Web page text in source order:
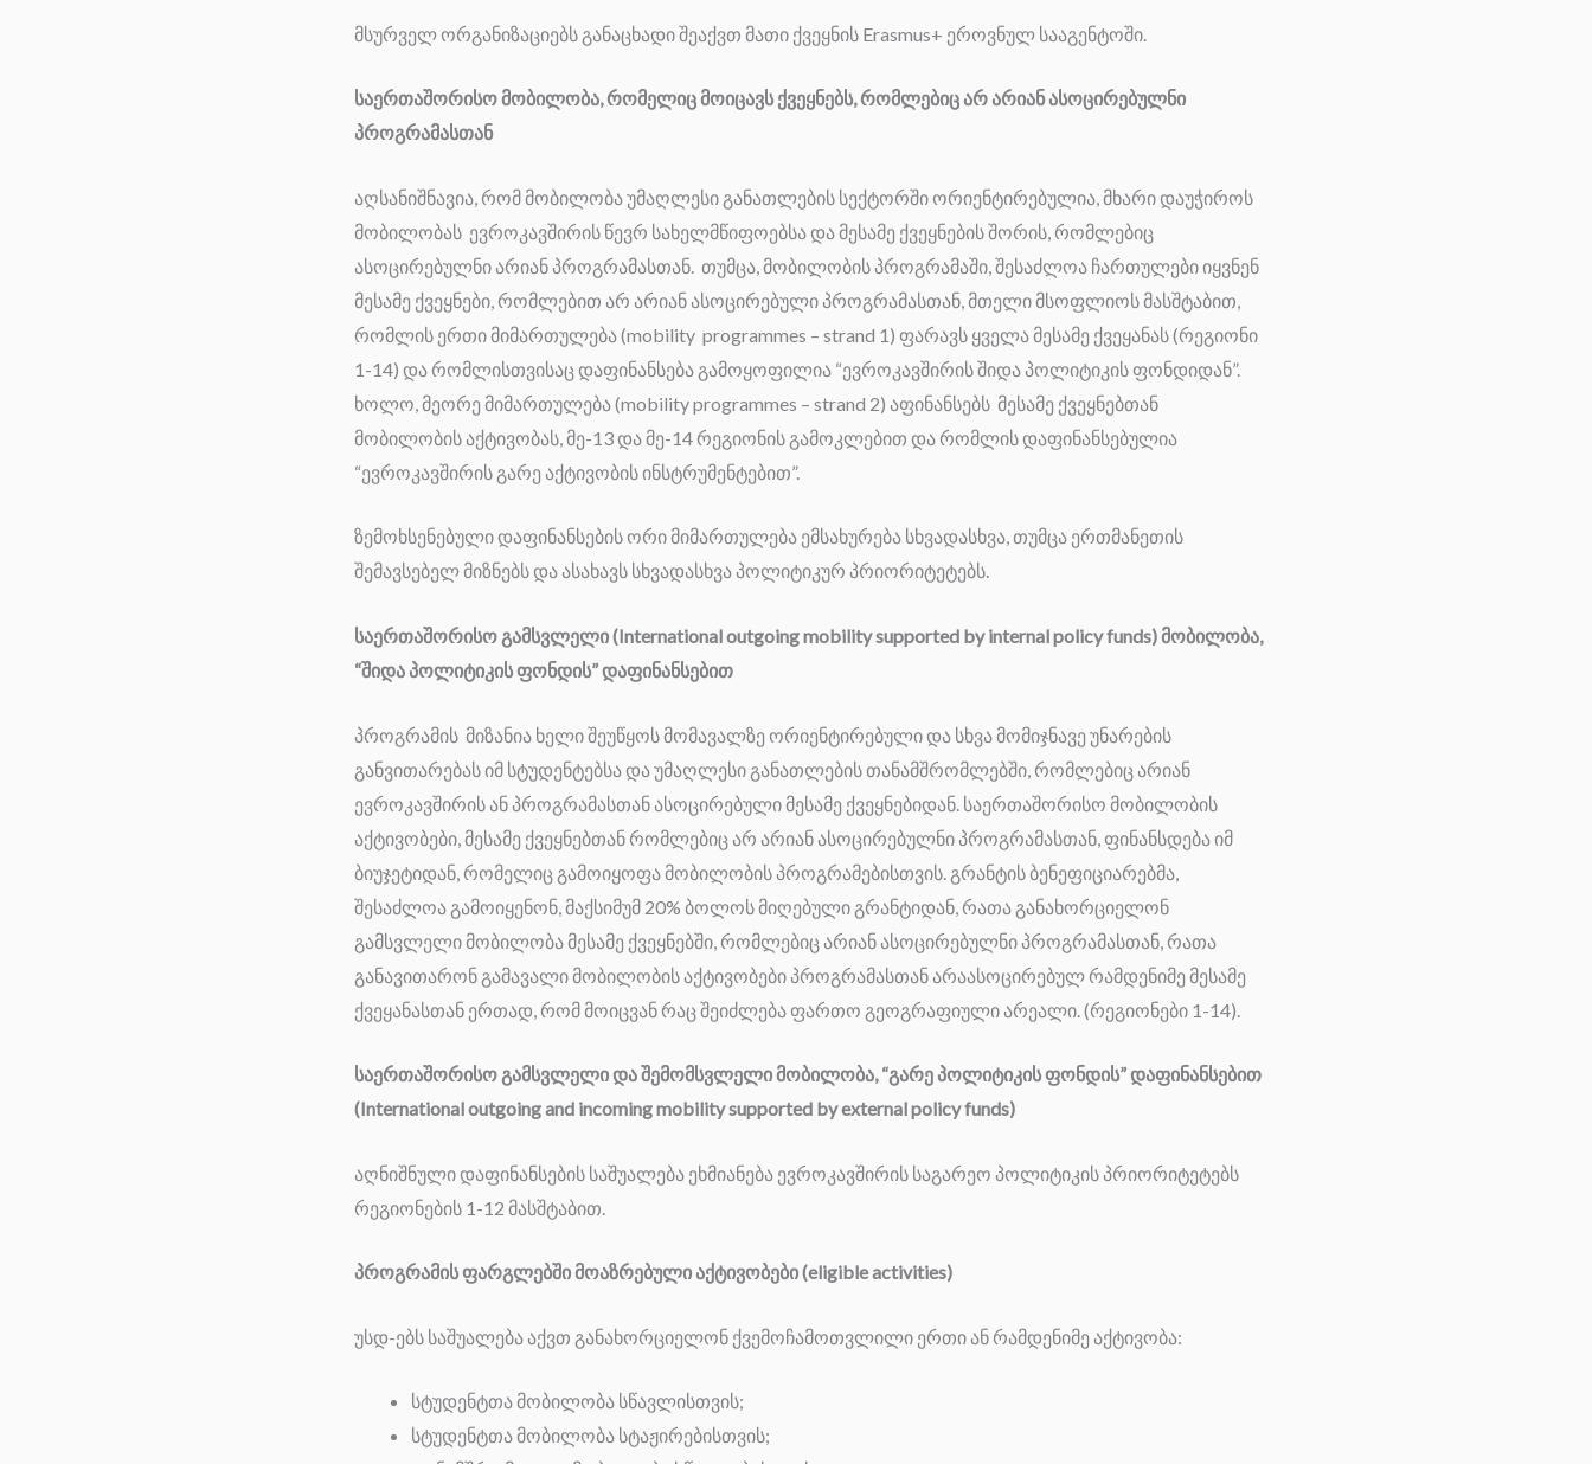
მსურველ ორგანიზაციებს განაცხადი შეაქვთ მათი ქვეყნის Erasmus+ ეროვნულ სააგენტოში.
საერთაშორისო მობილობა, რომელიც მოიცავს ქვეყნებს, რომლებიც არ არიან ასოცირებულნი
პროგრამასთან
აღსანიშნავია, რომ მობილობა უმაღლესი განათლების სექტორში ორიენტირებულია, მხარი დაუჭიროს
მობილობას ევროკავშირის წევრ სახელმწიფოებსა და მესამე ქვეყნების შორის, რომლებიც
ასოცირებულნი არიან პროგრამასთან. თუმცა, მობილობის პროგრამაში, შესაძლოა ჩართულები იყვნენ
მესამე ქვეყნები, რომლებით არ არიან ასოცირებული პროგრამასთან, მთელი მსოფლიოს მასშტაბით,
რომლის ერთი მიმართულება (mobility programmes – strand 1) ფარავს ყველა მესამე ქვეყანას (რეგიონი
1-14) და რომლისთვისაც დაფინანსება გამოყოფილია “ევროკავშირის შიდა პოლიტიკის ფონდიდან”.
ხოლო, მეორე მიმართულება (mobility programmes – strand 2) აფინანსებს მესამე ქვეყნებთან
მობილობის აქტივობას, მე-13 და მე-14 რეგიონის გამოკლებით და რომლის დაფინანსებულია
“ევროკავშირის გარე აქტივობის ინსტრუმენტებით”.
ზემოხსენებული დაფინანსების ორი მიმართულება ემსახურება სხვადასხვა, თუმცა ერთმანეთის
შემავსებელ მიზნებს და ასახავს სხვადასხვა პოლიტიკურ პრიორიტეტებს.
საერთაშორისო გამსვლელი (International outgoing mobility supported by internal policy funds) მობილობა,
“შიდა პოლიტიკის ფონდის” დაფინანსებით
პროგრამის მიზანია ხელი შეუწყოს მომავალზე ორიენტირებული და სხვა მომიჯნავე უნარების
განვითარებას იმ სტუდენტებსა და უმაღლესი განათლების თანამშრომლებში, რომლებიც არიან
ევროკავშირის ან პროგრამასთან ასოცირებული მესამე ქვეყნებიდან. საერთაშორისო მობილობის
აქტივობები, მესამე ქვეყნებთან რომლებიც არ არიან ასოცირებულნი პროგრამასთან, ფინანსდება იმ
ბიუჯეტიდან, რომელიც გამოიყოფა მობილობის პროგრამებისთვის. გრანტის ბენეფიციარებმა,
შესაძლოა გამოიყენონ, მაქსიმუმ 20% ბოლოს მიღებული გრანტიდან, რათა განახორციელონ
გამსვლელი მობილობა მესამე ქვეყნებში, რომლებიც არიან ასოცირებულნი პროგრამასთან, რათა
განავითარონ გამავალი მობილობის აქტივობები პროგრამასთან არაასოცირებულ რამდენიმე მესამე
ქვეყანასთან ერთად, რომ მოიცვან რაც შეიძლება ფართო გეოგრაფიული არეალი. (რეგიონები 1-14).
საერთაშორისო გამსვლელი და შემომსვლელი მობილობა, “გარე პოლიტიკის ფონდის” დაფინანსებით
(International outgoing and incoming mobility supported by external policy funds)
აღნიშნული დაფინანსების საშუალება ეხმიანება ევროკავშირის საგარეო პოლიტიკის პრიორიტეტებს
რეგიონების 1-12 მასშტაბით.
პროგრამის ფარგლებში მოაზრებული აქტივობები (eligible activities)
უსდ-ებს საშუალება აქვთ განახორციელონ ქვემოჩამოთვლილი ერთი ან რამდენიმე აქტივობა:
სტუდენტთა მობილობა სწავლისთვის;
სტუდენტთა მობილობა სტაჟირებისთვის;